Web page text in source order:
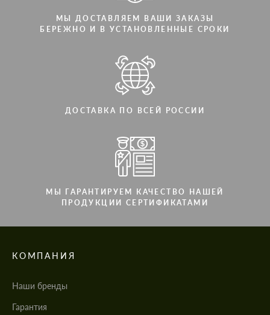
МЫ ДОСТАВЛЯЕМ ВАШИ ЗАКАЗЫ
БЕРЕЖНО И В УСТАНОВЛЕННЫЕ СРОКИ
ДОСТАВКА ПО ВСЕЙ РОССИИ
МЫ ГАРАНТИРУЕМ КАЧЕСТВО НАШЕЙ
ПРОДУКЦИИ СЕРТИФИКАТАМИ
КОМПАНИЯ
Наши бренды
Гарантия